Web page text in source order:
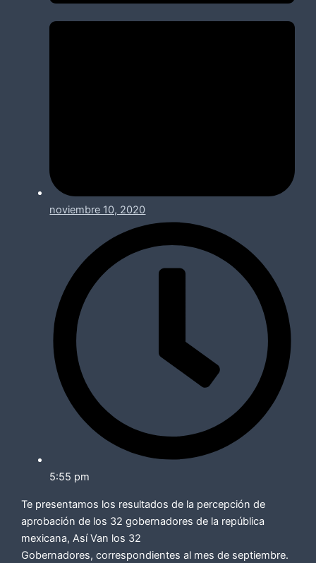
noviembre 10, 2020
5:55 pm
Te presentamos los resultados de la percepción de
aprobación de los 32 gobernadores de la república
mexicana, Así Van los 32
Gobernadores, correspondientes al mes de septiembre.